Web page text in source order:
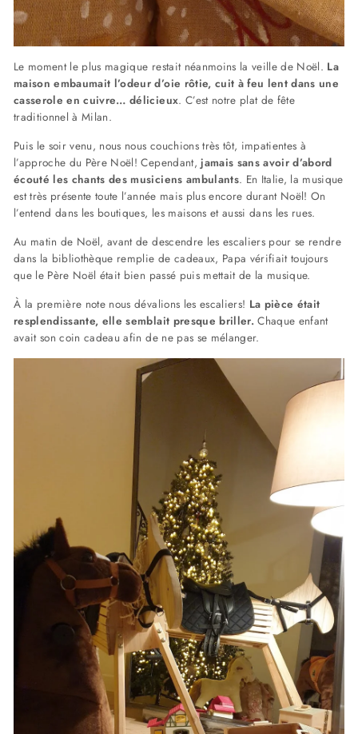
Le moment le plus magique restait néanmoins la veille de Noël. La
maison embaumait l’odeur d’oie rôtie, cuit à feu lent dans une
casserole en cuivre… délicieux. C’est notre plat de fête
traditionnel à Milan.
Puis le soir venu, nous nous couchions très tôt, impatientes à
l’approche du Père Noël! Cependant,jamais sans avoir d’abord
écouté les chants des musiciens ambulants. En Italie, la musique
est très présente toute l’année mais plus encore durant Noël! On
l’entend dans les boutiques, les maisons et aussi dans les rues.
Au matin de Noël, avant de descendre les escaliers pour se rendre
dans la bibliothèque remplie de cadeaux, Papa vérifiait toujours
que le Père Noël était bien passé puis mettait de la musique.
À la première note nous dévalions les escaliers! La pièce était
resplendissante, elle semblait presque briller.Chaque enfant
avait son coin cadeau afin de ne pas se mélanger.